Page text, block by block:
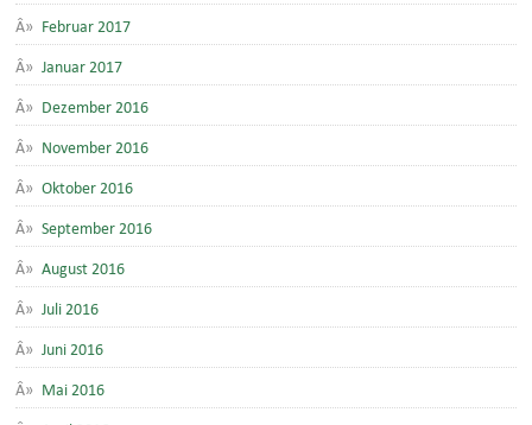
Februar 2017
Januar 2017
Dezember 2016
November 2016
Oktober 2016
September 2016
August 2016
Juli 2016
Juni 2016
Mai 2016